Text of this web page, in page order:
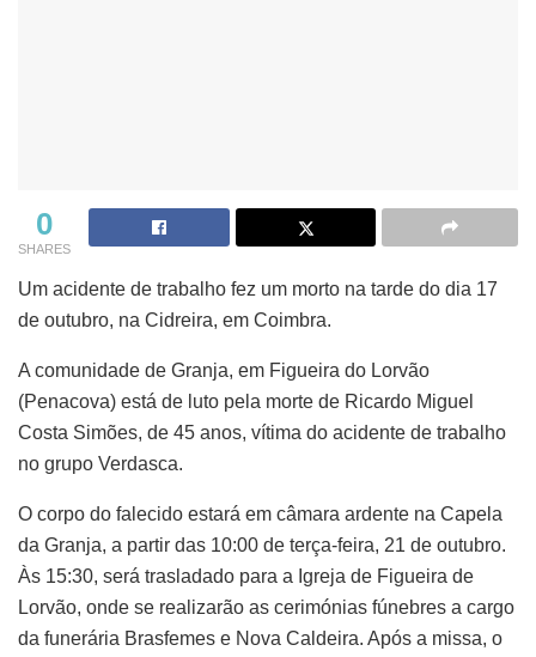
0
SHARES
Um acidente de trabalho fez um morto na tarde do dia 17
de outubro, na Cidreira, em Coimbra.
A comunidade de Granja, em Figueira do Lorvão
(Penacova) está de luto pela morte de Ricardo Miguel
Costa Simões, de 45 anos, vítima do acidente de trabalho
no grupo Verdasca.
O corpo do falecido estará em câmara ardente na Capela
da Granja, a partir das 10:00 de terça-feira, 21 de outubro.
Às 15:30, será trasladado para a Igreja de Figueira de
Lorvão, onde se realizarão as cerimónias fúnebres a cargo
da funerária Brasfemes e Nova Caldeira. Após a missa, o